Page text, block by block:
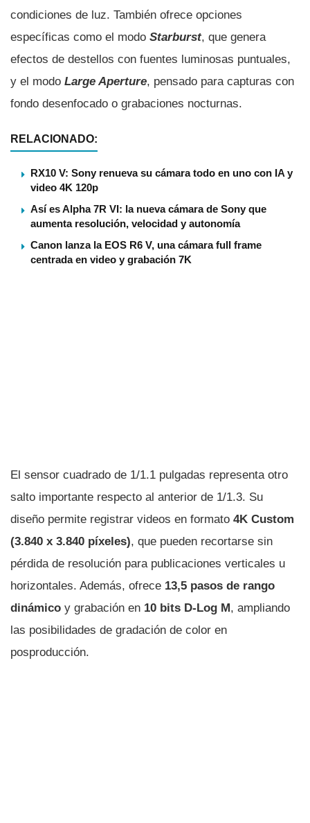
condiciones de luz. También ofrece opciones
específicas como el modo Starburst, que genera
efectos de destellos con fuentes luminosas puntuales,
y el modo Large Aperture, pensado para capturas con
fondo desenfocado o grabaciones nocturnas.
RELACIONADO:
RX10 V: Sony renueva su cámara todo en uno con IA y
video 4K 120p
Así es Alpha 7R VI: la nueva cámara de Sony que
aumenta resolución, velocidad y autonomía
Canon lanza la EOS R6 V, una cámara full frame
centrada en video y grabación 7K
El sensor cuadrado de 1/1.1 pulgadas representa otro
salto importante respecto al anterior de 1/1.3. Su
diseño permite registrar videos en formato 4K Custom
(3.840 x 3.840 píxeles), que pueden recortarse sin
pérdida de resolución para publicaciones verticales u
horizontales. Además, ofrece 13,5 pasos de rango
dinámico y grabación en 10 bits D-Log M, ampliando
las posibilidades de gradación de color en
posproducción.